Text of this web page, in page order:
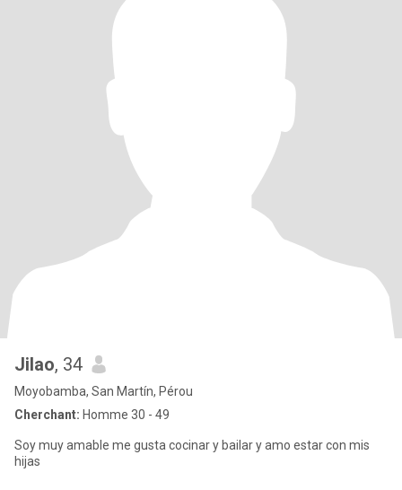
Jilao, 34
Moyobamba, San Martín, Pérou
Cherchant: Homme 30 - 49
Soy muy amable me gusta cocinar y bailar y amo estar con mis
hijas